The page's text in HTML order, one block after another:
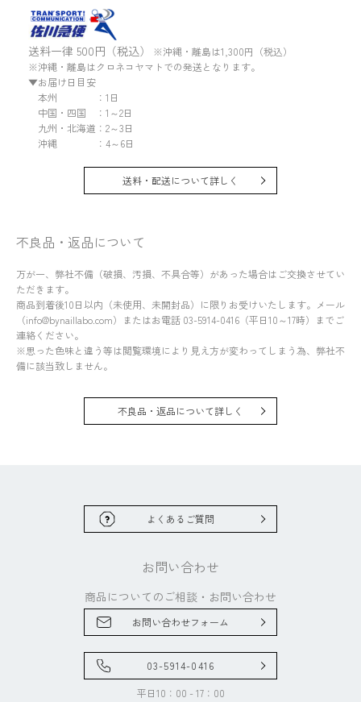
送料一律 500円（税込）
※沖縄・離島は1,300円（税込）
※沖縄・離島はクロネコヤマトでの発送となります。
▼お届け日目安
本州 ：1日
中国・四国 ：1～2日
九州・北海道：2～3日
沖縄 ：4～6日
送料・配送について詳しく
不良品・返品について
万が一、弊社不備（破損、汚損、不具合等）があった場合はご交換させてい
ただきます。
商品到着後10日以内（未使用、未開封品）に限りお受けいたします。メール
（info@bynaillabo.com）またはお電話 03-5914-0416（平日10～17時）までご
連絡ください。
※思った色味と違う等は閲覧環境により見え方が変わってしまう為、弊社不
備に該当致しません。
不良品・返品について詳しく
よくあるご質問
お問い合わせ
商品についてのご相談・ お問い合わせ
お問い合わせフォーム
03-5914-0416
平日10：00 - 17：00